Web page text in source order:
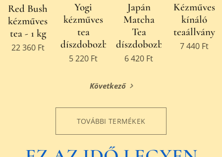
Red Bush
kézműves
tea - 1 kg
22 360Ft
Yogi
kézműves
tea
díszdobozban
5 220 Ft
Japán
Matcha
Tea
díszdobozban
6 420 Ft
Kézműves
kínáló
teaállvány
7 440 Ft
Következő
TOVÁBBI TERMÉKEK